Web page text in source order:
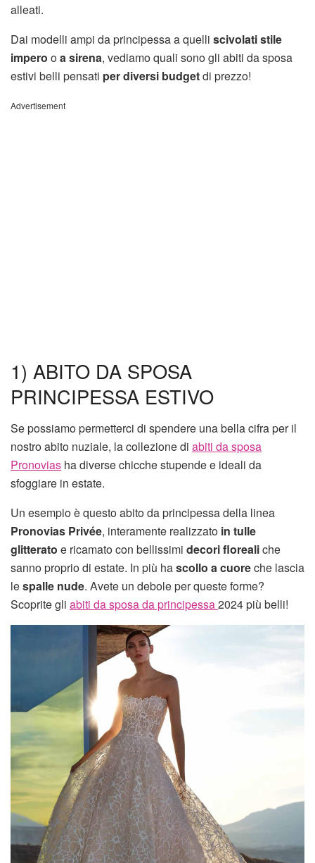
alleati.
Dai modelli ampi da principessa a quelli scivolati stile
impero oa sirena, vediamo quali sono gli abiti da sposa
estivi belli pensati per diversi budgetdi prezzo!
Advertisement
1) ABITO DA SPOSA
PRINCIPESSA ESTIVO
Se possiamo permetterci di spendere una bella cifra per il
nostro abito nuziale, la collezione di abiti da sposa
Pronovias ha diverse chicche stupende e ideali da
sfoggiare in estate.
Un esempio è questo abito da principessa della linea
Pronovias Privée, interamente realizzato in tulle
glitterato e ricamato con bellissimi decori florealiche
sanno proprio di estate. In più hascollo a cuoreche lascia
lespalle nude. Avete un debole per queste forme?
Scoprite gli abiti da sposa da principessa2024 più belli!